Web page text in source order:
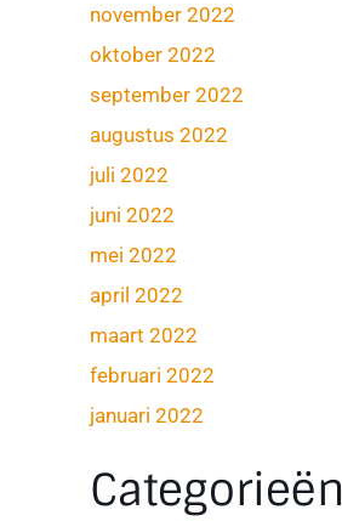
november 2022
oktober 2022
september 2022
augustus 2022
juli 2022
juni 2022
mei 2022
april 2022
maart 2022
februari 2022
januari 2022
Categorieën